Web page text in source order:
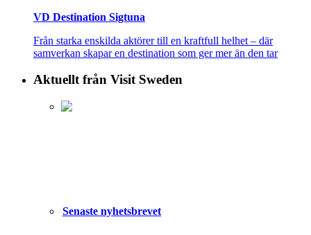
VD Destination Sigtuna
Från starka enskilda aktörer till en kraftfull helhet – där
samverkan skapar en destination som ger mer än den tar
Aktuellt från Visit Sweden
Senaste nyhetsbrevet